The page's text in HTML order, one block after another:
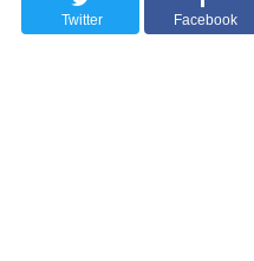
Twitter Facebook